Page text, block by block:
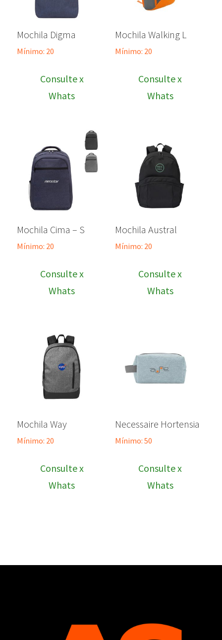
Mochila Digma
Mínimo: 20
Consulte x
Whats
Mochila Walking L
Mínimo: 20
Consulte x
Whats
Mochila Cima – S
Mínimo: 20
Consulte x
Whats
Mochila Austral
Mínimo: 20
Consulte x
Whats
Mochila Way
Mínimo: 20
Consulte x
Whats
Necessaire Hortensia
Mínimo: 50
Consulte x
Whats